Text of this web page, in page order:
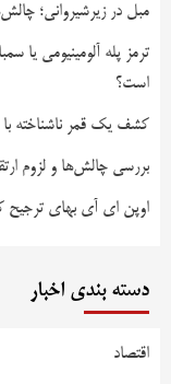
مبل در زیرشیروانی؛
ترمز پله آلومینیومی یا
است؟
کشف یک قمر ناشناخته
بررسی چالش‌ها و لزوم
اوپن ای آی بهای ترجیح
دسته بندی اخبار
اقتصاد